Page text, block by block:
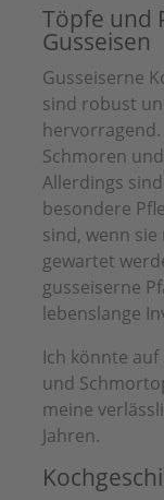
Töpfe und
Gusseisen
Gusseiserne
sind robust
hervorragend.
Schmoren
Allerdings
besondere
sind, wenn
gewartet
gusseiserne
lebenslange
Ich könnte
und
meine
Jahren.